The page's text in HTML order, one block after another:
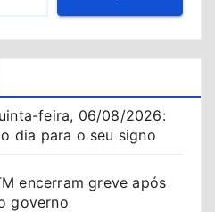
feira, 06/08/2026:
dia para o seu signo
encerram greve após
governo